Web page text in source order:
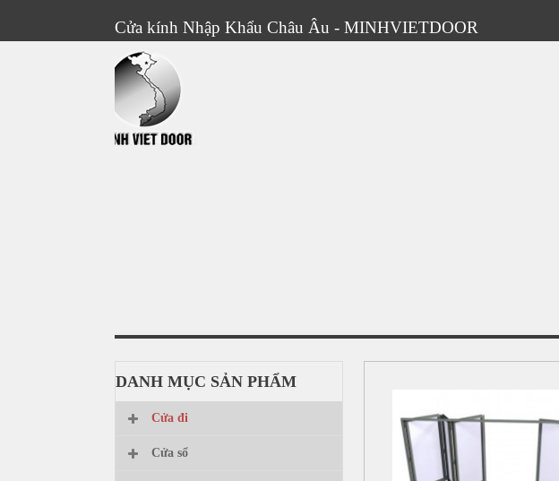
Cửa kính Nhập Khẩu Châu Âu - MINHVIETDOOR
DANH MỤC SẢN PHẨM
Cửa đi
Cửa sổ